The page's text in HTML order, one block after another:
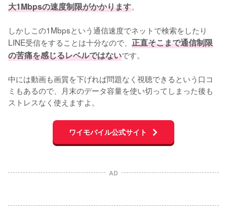
大1Mbpsの速度制限がかかります。
しかしこの1Mbpsという通信速度でネットで検索をしたり
LINE受信をすることは十分なので、 正直そこまで通信制限
の苦痛を感じるレベルではないです。
中には動画も画質を下げれば問題なく視聴できるという口コ
ミもあるので、月末のデータ容量を使い切ってしまった後も
ストレスなく使えますよ。
ワイモバイル公式サイト
AD